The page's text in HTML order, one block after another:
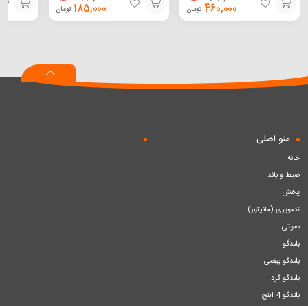
460,000 تومان
افزودن
185,000 تومان
افزودن
افزودن
سبد
منو اصلی
خانه
ضبط و باند
پخش
تصویری (مانیتور)
صوتی
بلندگو
بلندگو بیضی
بلندگو گرد
بلندگو 4 اینچ